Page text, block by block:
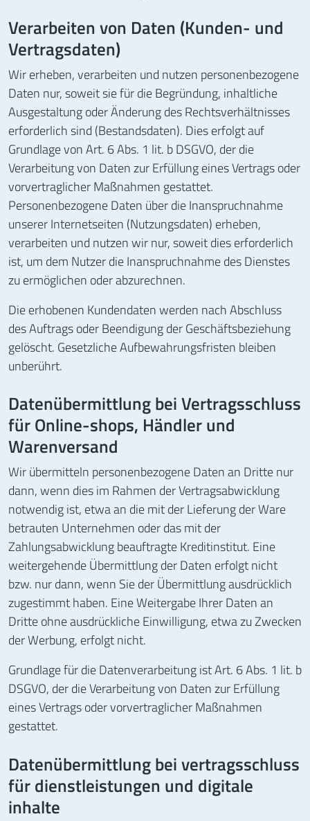
Verarbeiten von Daten (Kunden- und
Vertragsdaten)
Wir erheben, verarbeiten und nutzen personenbezogene
Daten nur, soweit sie für die Begründung, inhaltliche
Ausgestaltung oder Änderung des Rechtsverhältnisses
erforderlich sind (Bestandsdaten). Dies erfolgt auf
Grundlage von Art. 6 Abs. 1 lit. b DSGVO, der die
Verarbeitung von Daten zur Erfüllung eines Vertrags oder
vorvertraglicher Maßnahmen gestattet.
Personenbezogene Daten über die Inanspruchnahme
unserer Internetseiten (Nutzungsdaten) erheben,
verarbeiten und nutzen wir nur, soweit dies erforderlich
ist, um dem Nutzer die Inanspruchnahme des Dienstes
zu ermöglichen oder abzurechnen.
Die erhobenen Kundendaten werden nach Abschluss
des Auftrags oder Beendigung der Geschäftsbeziehung
gelöscht. Gesetzliche Aufbewahrungsfristen bleiben
unberührt.
Datenübermittlung bei Vertragsschluss
für Online-shops, Händler und
Warenversand
Wir übermitteln personenbezogene Daten an Dritte nur
dann, wenn dies im Rahmen der Vertragsabwicklung
notwendig ist, etwa an die mit der Lieferung der Ware
betrauten Unternehmen oder das mit der
Zahlungsabwicklung beauftragte Kreditinstitut. Eine
weitergehende Übermittlung der Daten erfolgt nicht
bzw. nur dann, wenn Sie der Übermittlung ausdrücklich
zugestimmt haben. Eine Weitergabe Ihrer Daten an
Dritte ohne ausdrückliche Einwilligung, etwa zu Zwecken
der Werbung, erfolgt nicht.
Grundlage für die Datenverarbeitung ist Art. 6 Abs. 1 lit. b
DSGVO, der die Verarbeitung von Daten zur Erfüllung
eines Vertrags oder vorvertraglicher Maßnahmen
gestattet.
Datenübermittlung bei vertragsschluss
für dienstleistungen und digitale
inhalte